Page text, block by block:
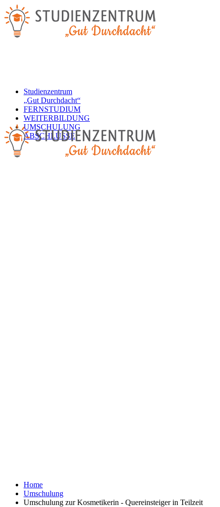
Studienzentrum
„Gut Durchdacht“
FERNSTUDIUM
WEITERBILDUNG
UMSCHULUNG
ABSCHLÜSSE
Home
Umschulung
Umschulung zur Kosmetikerin - Quereinsteiger in Teilzeit